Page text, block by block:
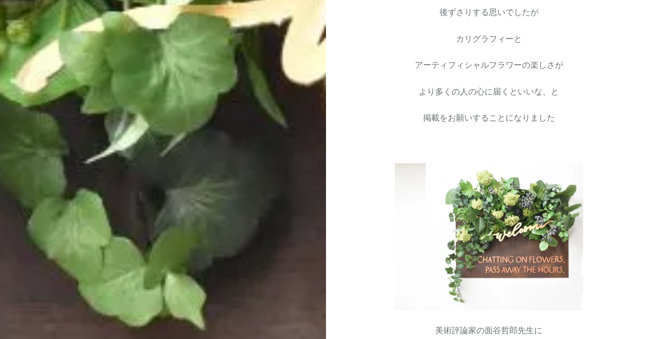
後ずさりする思いでしたが
カリグラフィーと
アーティフィシャルフラワーの楽しさが
より多くの人の心に届くといいな、と
掲載をお願いすることになりました
美術評論家の面谷哲郎先生に